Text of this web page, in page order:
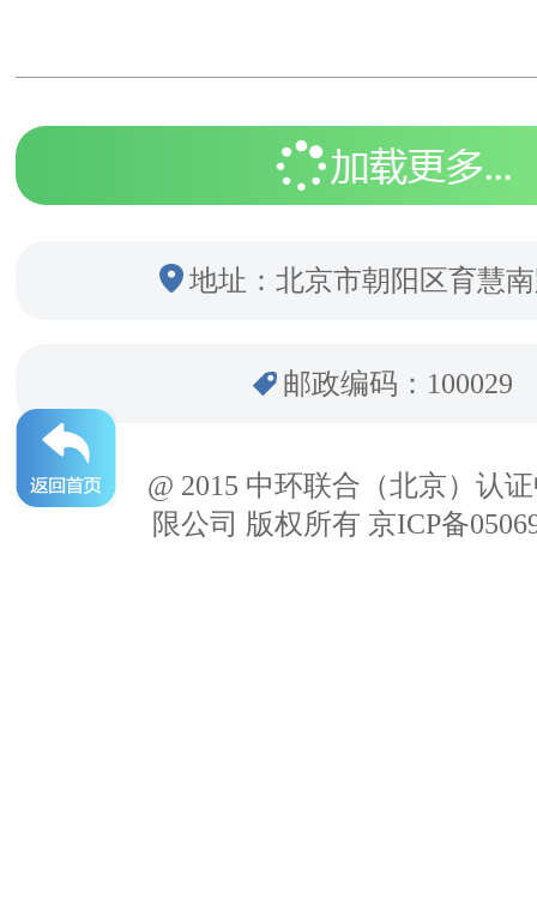
地址：北京市朝阳区育慧
邮政编码：100029
@ 2015 中环联合（北京）认
限公司 版权所有 京ICP备